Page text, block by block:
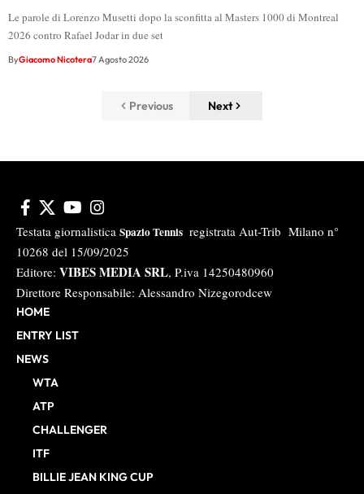
Le parole di Lorenzo Musetti dopo la sconfitta al Masters 1000 di Montreal
2026 contro Rafael Jodar in due set
ByGiacomo Nicotera7 Agosto 2026
Previous Next
Testata giornalistica Spazio Tennis registrata Aut-Trib Milano n°
10268 del 15/09/2025
Editore: VIBES MEDIA SRL, P.iva 14250480960
Direttore Responsabile: Alessandro Nizegorodcew
HOME
ENTRY LIST
NEWS
WTA
ATP
CHALLENGER
ITF
BILLIE JEAN KING CUP